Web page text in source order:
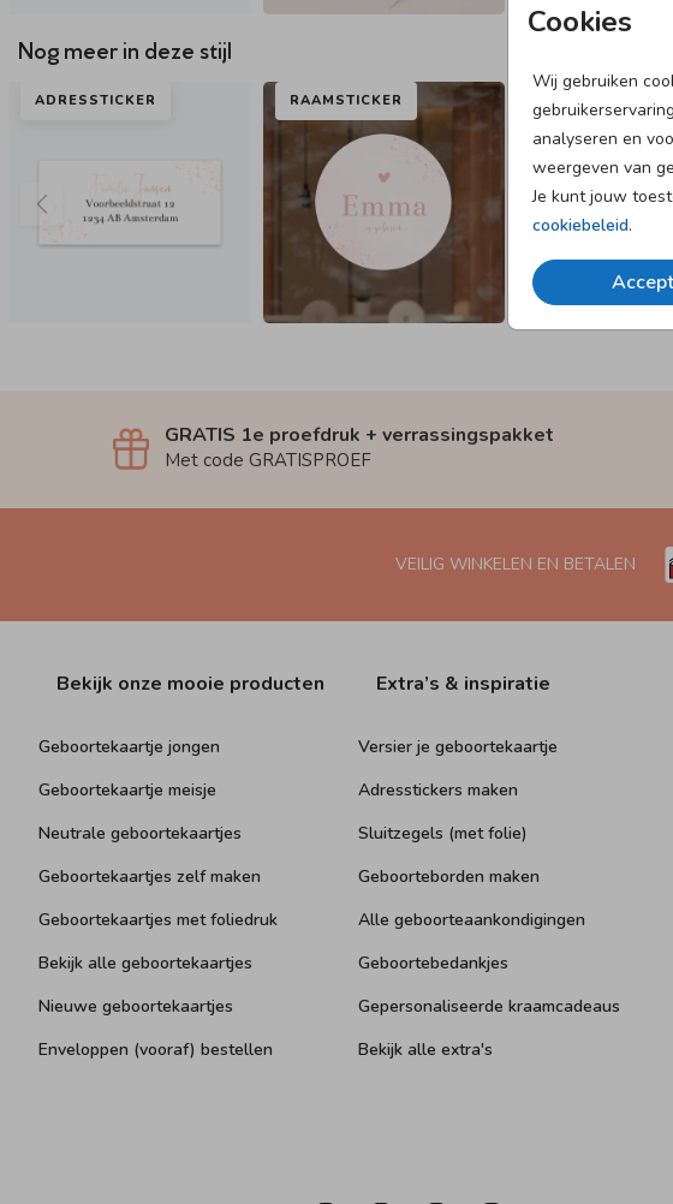
Cookies
Wij gebruiken
analyseren en
weergeven van
Je kunt jouw
cookiebeleid.
Nog meer in deze stijl
ADRESSTICKER RAAMSTICKER VLAG
GRATIS 1e proefdruk + verrassingspakket
Met code GRATISPROEF
VEILIG WINKELEN EN BETALEN
Bekijk onze mooie producten
Geboortekaartje jongen
Geboortekaartje meisje
Neutrale geboortekaartjes
Geboortekaartjes zelf maken
Geboortekaartjes met foliedruk
Bekijk alle geboortekaartjes
Nieuwe geboortekaartjes
Enveloppen (vooraf) bestellen
Extra’s & inspiratie
Versier je geboortekaartje
Adresstickers maken
Sluitzegels (met folie)
Geboorteborden maken
Alle geboorteaankondigingen
Geboortebedankjes
Gepersonaliseerde kraamcadeaus
Bekijk alle extra's